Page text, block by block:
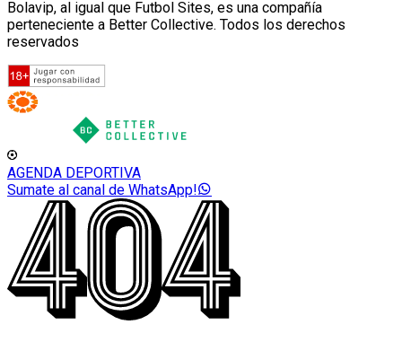
Bolavip, al igual que Futbol Sites, es una compañía
perteneciente a Better Collective. Todos los derechos
reservados
AGENDA DEPORTIVA
Sumate al canal de WhatsApp!